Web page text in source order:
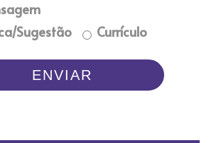
Sugestão
Currículo
ENVIAR